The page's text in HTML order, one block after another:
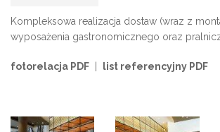
Kompleksowa realizacja dostaw (wraz z
wyposażenia gastronomicznego oraz
fotorelacja PDF list referencyjny PDF